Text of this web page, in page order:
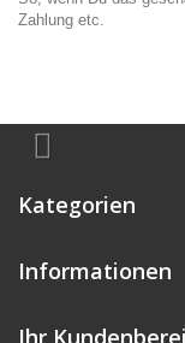
Zahlung etc.
Kategorien
Informationen
Ihr